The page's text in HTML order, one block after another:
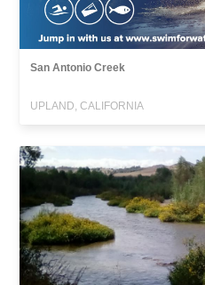
San Antonio Creek
UPLAND, CALIFORNIA